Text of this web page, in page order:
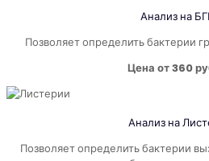
Анализ на
Позволяет определить бактерии
Цена от 360
Анализ на
Позволяет определить бактерии